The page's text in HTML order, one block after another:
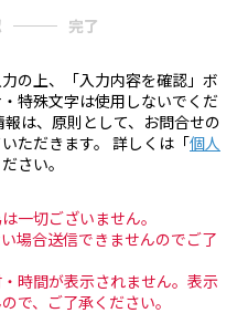
完了
の上、「入力内容を確認」ボ
特殊文字は使用しないでくだ
は、原則として、お問合せの
ただきます。 詳しくは「個人
さい。
一切ございません。
場合送信できませんのでご了
時間が表示されません。表示
で、ご了承ください。